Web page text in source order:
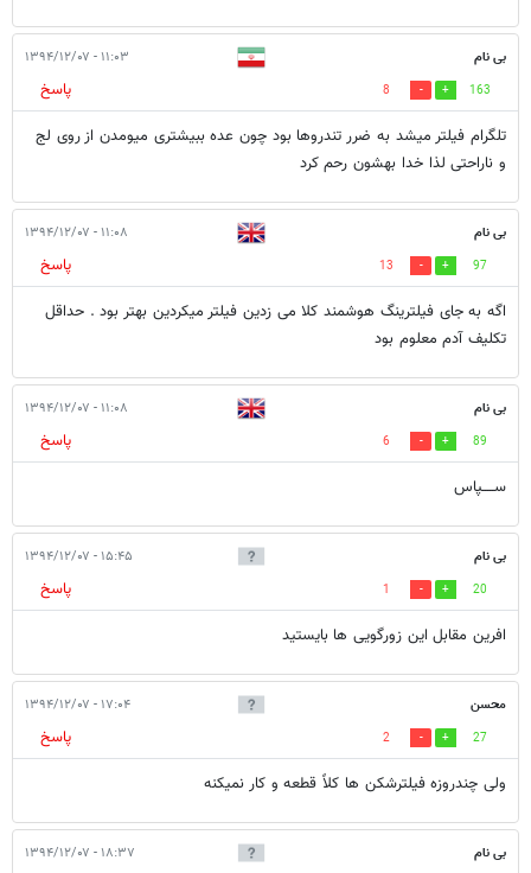
بی نام ۱۱:۰۳ - ۱۳۹۴/۱۲/۰۷
163
8
پاسخ
تلگرام فیلتر میشد به ضرر تندروها بود چون عده ببیشتری میومدن از روی لج
و ناراحتی لذا خدا بهشون رحم کرد
بی نام ۱۱:۰۸ - ۱۳۹۴/۱۲/۰۷
97
13
پاسخ
اگه به جای فیلترینگ هوشمند کلا می زدین فیلتر میکردین بهتر بود . حداقل
تکلیف آدم معلوم بود
بی نام ۱۱:۰۸ - ۱۳۹۴/۱۲/۰۷
89
6
پاسخ
ســـــپاس
بی نام ۱۵:۴۵ - ۱۳۹۴/۱۲/۰۷
20
1
پاسخ
افرین مقابل این زورگویی ها بایستید
محسن ۱۷:۰۴ - ۱۳۹۴/۱۲/۰۷
27
2
پاسخ
ولی چندروزه فیلترشکن ها کلاً قطعه و کار نمیکنه
بی نام ۱۸:۳۷ - ۱۳۹۴/۱۲/۰۷